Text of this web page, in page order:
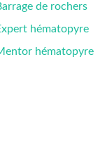
de rochers
hématopyre
hématopyre